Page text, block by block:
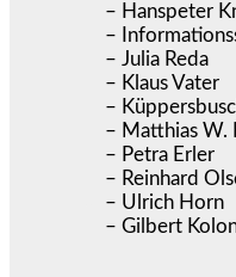
– Hanspeter
–
– Julia Reda
– Klaus Vater
–
– Matthias W.
– Petra Erler
– Reinhard
– Ulrich Horn
– Gilbert